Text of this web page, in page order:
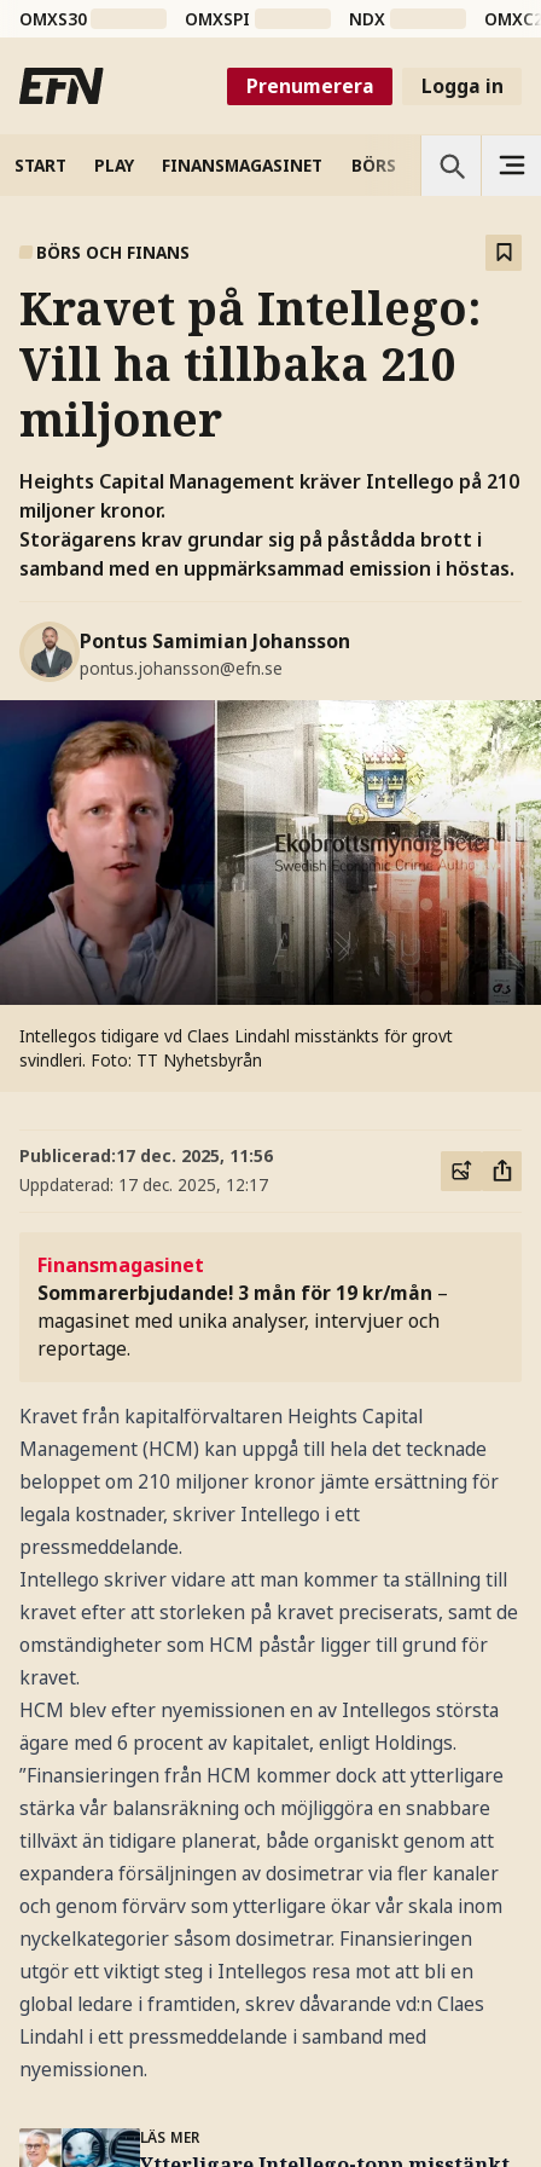
OMXS30 OMXSPI NDX
Prenumerera Logga in
START PLAY FINANSMAGASINET BÖRS VETENSKAP
BÖRS OCH FINANS
Kravet på Intellego:
Vill ha tillbaka 210
miljoner
Heights Capital Management kräver Intellego på 210
miljoner kronor.
Storägarens krav grundar sig på påstådda brott i
samband med en uppmärksammad emission i höstas.
Pontus Samimian Johansson
pontus.johansson@efn.se
Intellegos tidigare vd Claes Lindahl misstänkts för grovt
svindleri. Foto: TT Nyhetsbyrån
Publicerad:17 dec. 2025, 11:56
Uppdaterad: 17 dec. 2025, 12:17
Finansmagasinet
Sommarerbjudande! 3 mån för 19 kr/mån –
magasinet med unika analyser, intervjuer och
reportage.
Kravet från kapitalförvaltaren Heights Capital
Management (HCM) kan uppgå till hela det tecknade
beloppet om 210 miljoner kronor jämte ersättning för
legala kostnader, skriver Intellego i ett
pressmeddelande.
Intellego skriver vidare att man kommer ta ställning till
kravet efter att storleken på kravet preciserats, samt de
omständigheter som HCM påstår ligger till grund för
kravet.
HCM blev efter nyemissionen en av Intellegos största
ägare med 6 procent av kapitalet, enligt Holdings.
”Finansieringen från HCM kommer dock att ytterligare
stärka vår balansräkning och möjliggöra en snabbare
tillväxt än tidigare planerat, både organiskt genom att
expandera försäljningen av dosimetrar via fler kanaler
och genom förvärv som ytterligare ökar vår skala inom
nyckelkategorier såsom dosimetrar. Finansieringen
utgör ett viktigt steg i Intellegos resa mot att bli en
global ledare i framtiden, skrev dåvarande vd:n Claes
Lindahl i ett pressmeddelande i samband med
nyemissionen.
LÄS MER